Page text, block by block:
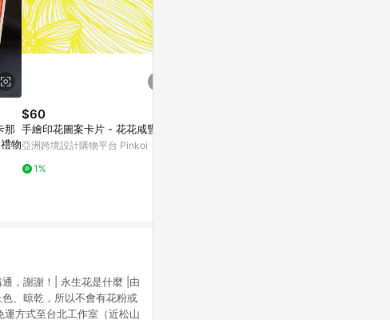
那
物
$60
手繪印花圖案卡片 - 花花咸豐草
亞洲跨境設計購物平台 Pinkoi
1%
，謝謝！| 永生花是什麼 |由
、晾乾，所以不會有花粉或
方式至台北工作室（近松山